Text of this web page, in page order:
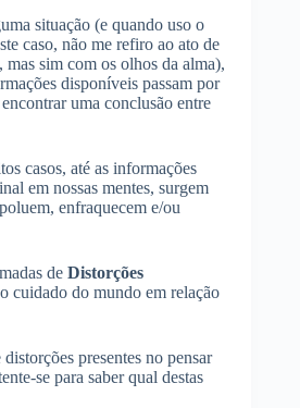
situação (e quando uso o
caso, não me refiro ao ato de
sim com os olhos da alma),
disponíveis passam por
uma conclusão entre
casos, até as informações
em nossas mentes, surgem
enfraquecem e/ou
de Distorções
cuidado do mundo em relação
presentes no pensar
se para saber qual destas